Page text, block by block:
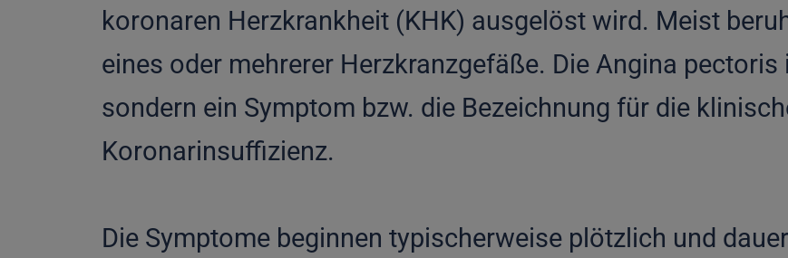
koronaren Herzkrankheit (KHK) ausgelöst wird. Meist
eines oder mehrerer Herzkranzgefäße. Die Angina
sondern ein Symptom bzw. die Bezeichnung für die
Koronarinsuffizienz.
Die Symptome beginnen typischerweise plötzlich und